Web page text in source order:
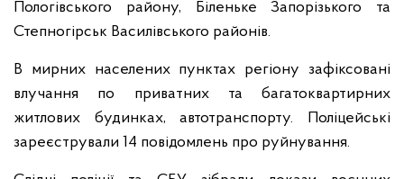
Пологівського району, Біленьке Запорізького та
Степногірськ Василівського районів.
В мирних населених пунктах регіону зафіксовані
влучання по приватних та багатоквартирних
житлових будинках, автотранспорту. Поліцейські
зареєстрували 14 повідомлень про руйнування.